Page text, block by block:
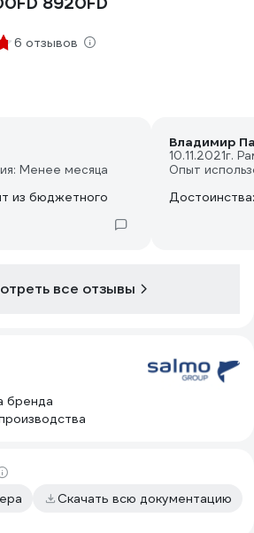
6 отзывов
Менее месяца
из бюджетного
Владимир
10.11.2021г.
Опыт
все отзывы
бренда
Скачать всю документацию